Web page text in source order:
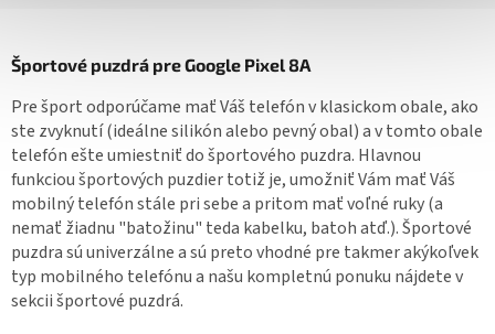
Športové puzdrá pre Google Pixel 8A
Pre šport odporúčame mať Váš telefón v klasickom obale, ako
ste zvyknutí (ideálne silikón alebo pevný obal) a v tomto obale
telefón ešte umiestniť do športového puzdra. Hlavnou
funkciou športových puzdier totiž je, umožniť Vám mať Váš
mobilný telefón stále pri sebe a pritom mať voľné ruky (a
nemať žiadnu "batožinu" teda kabelku, batoh atď.). Športové
puzdra sú univerzálne a sú preto vhodné pre takmer akýkoľvek
typ mobilného telefónu a našu kompletnú ponuku nájdete v
sekcii športové puzdrá.